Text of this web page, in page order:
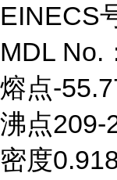
EINECS
MDL No.
熔点-
沸点209-
密度